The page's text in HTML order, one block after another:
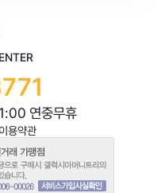
연중무휴
이용약관